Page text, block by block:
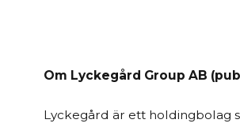
Om Lyckegård Group AB
Lyckegård är ett holdingbolag